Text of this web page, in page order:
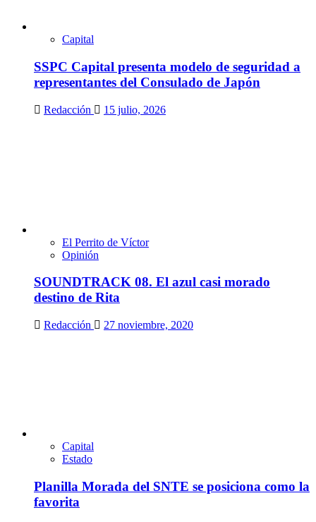
Capital
SSPC Capital presenta modelo de seguridad a
representantes del Consulado de Japón
Redacción 15 julio, 2026
El Perrito de Víctor
Opinión
SOUNDTRACK 08. El azul casi morado
destino de Rita
Redacción 27 noviembre, 2020
Capital
Estado
Planilla Morada del SNTE se posiciona como la
favorita